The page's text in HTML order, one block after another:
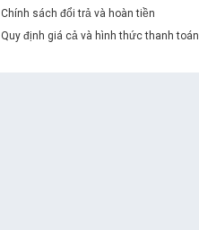
Chính sách đổi trả và hoàn tiền
Quy định giá cả và hình thức thanh toán